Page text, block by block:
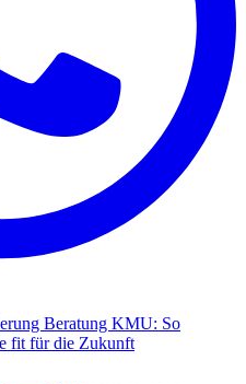
Beratung KMU: So
fit für die Zukunft